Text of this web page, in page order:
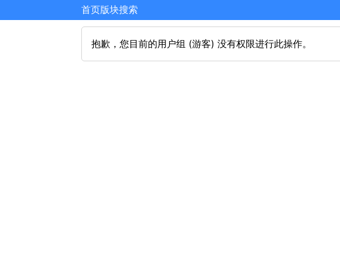
首页版块搜索
抱歉，您目前的用户组 (游客) 没有权限进行此操作。